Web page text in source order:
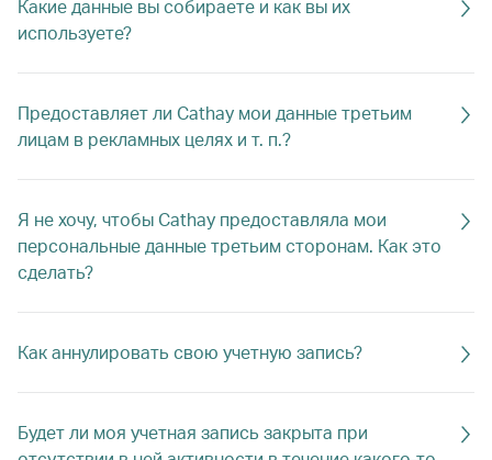
Какие данные вы собираете и как вы их
используете?
Предоставляет ли Cathay мои данные третьим
лицам в рекламных целях и т. п.?
Я не хочу, чтобы Cathay предоставляла мои
персональные данные третьим сторонам. Как это
сделать?
Как аннулировать свою учетную запись?
Будет ли моя учетная запись закрыта при